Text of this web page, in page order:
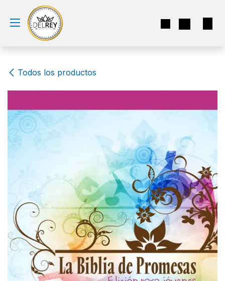
Ir al contenido
Todos los productos